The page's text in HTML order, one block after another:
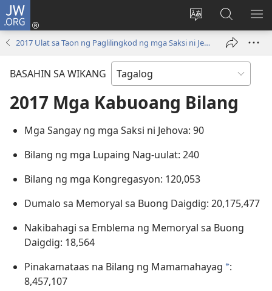
JW.ORG
Baguhin
ang
wika
ng
Mag-
log
In
(may
bubukas
bagong
window)
sa
JW.ORG
2017 Ulat sa Taon ng Paglilingkod ng mga Saksi ni Jehova sa Buong Daigdig
BASAHIN SA WIKANG
2017 Mga Kabuoang Bilang
Mga Sangay ng mga Saksi ni Jehova: 90
Bilang ng mga Lupaing Nag-uulat: 240
Bilang ng mga Kongregasyon: 120,053
Dumalo sa Memoryal sa Buong Daigdig: 20,175,477
Nakibahagi sa Emblema ng Memoryal sa Buong
Daigdig: 18,564
Pinakamataas na Bilang ng Mamamahayag a:
8,457,107